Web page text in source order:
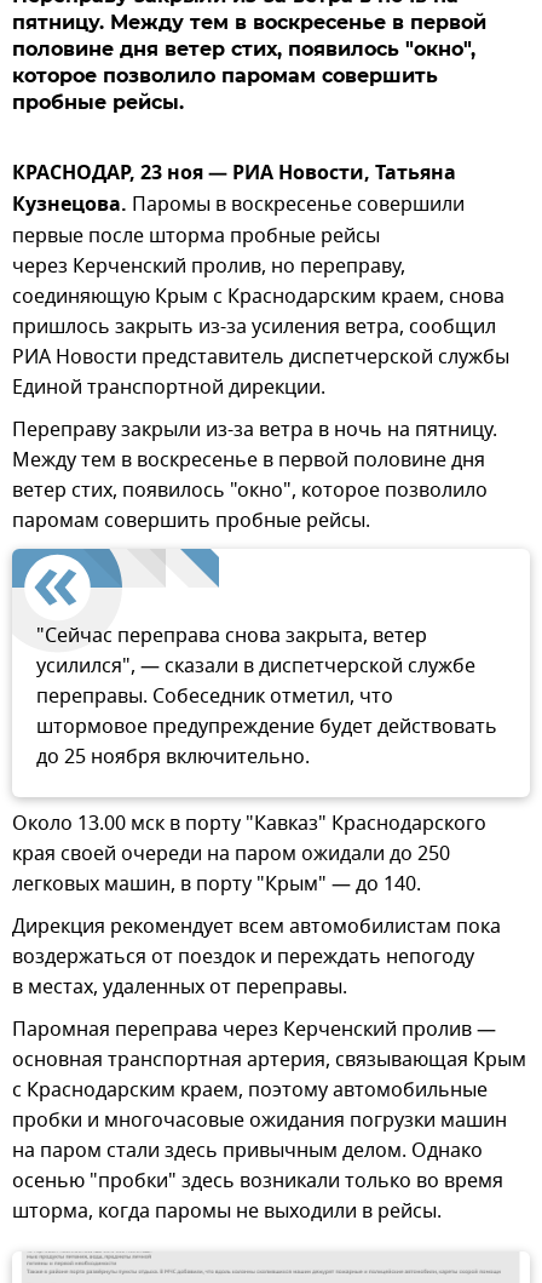
пятницу. Между тем в воскресенье в первой
половине дня ветер стих, появилось "окно",
которое позволило паромам совершить
пробные рейсы.
КРАСНОДАР, 23 ноя — РИА Новости, Татьяна
Кузнецова. Паромы в воскресенье совершили
первые после шторма пробные рейсы
через Керченский пролив, но переправу,
соединяющую Крым с Краснодарским краем, снова
пришлось закрыть из-за усиления ветра, сообщил
РИА Новости представитель диспетчерской службы
Единой транспортной дирекции.
Переправу закрыли из-за ветра в ночь на пятницу.
Между тем в воскресенье в первой половине дня
ветер стих, появилось "окно", которое позволило
паромам совершить пробные рейсы.
"Сейчас переправа снова закрыта, ветер
усилился", — сказали в диспетчерской службе
переправы. Собеседник отметил, что
штормовое предупреждение будет действовать
до 25 ноября включительно.
Около 13.00 мск в порту "Кавказ" Краснодарского
края своей очереди на паром ожидали до 250
легковых машин, в порту "Крым" — до 140.
Дирекция рекомендует всем автомобилистам пока
воздержаться от поездок и переждать непогоду
в местах, удаленных от переправы.
Паромная переправа через Керченский пролив —
основная транспортная артерия, связывающая Крым
с Краснодарским краем, поэтому автомобильные
пробки и многочасовые ожидания погрузки машин
на паром стали здесь привычным делом. Однако
осенью "пробки" здесь возникали только во время
шторма, когда паромы не выходили в рейсы.